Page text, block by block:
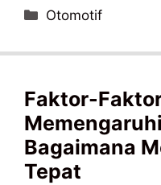
Categories
Otomotif
Faktor-
Bagaimana
Tepat